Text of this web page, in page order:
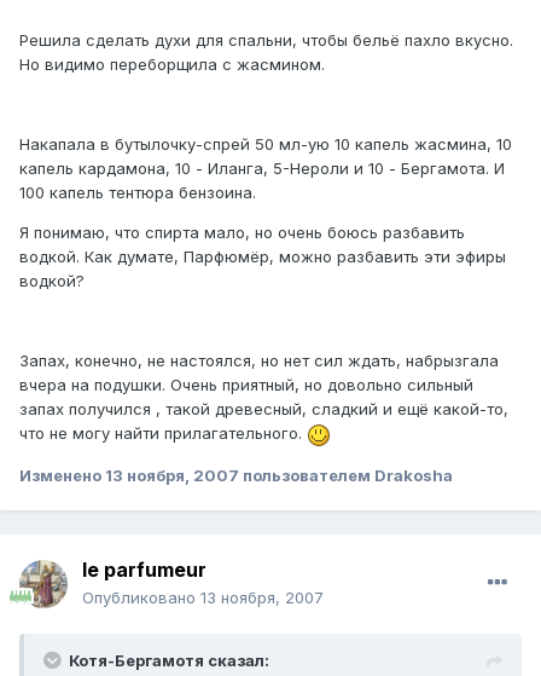
Решила сделать духи для спальни, чтобы бельё пахло вкусно.
Но видимо переборщила с жасмином.
Накапала в бутылочку-спрей 50 мл-ую 10 капель жасмина, 10
капель кардамона, 10 - Иланга, 5-Нероли и 10 - Бергамота. И
100 капель тентюра бензоина.
Я понимаю, что спирта мало, но очень боюсь разбавить
водкой. Как думате, Парфюмёр, можно разбавить эти эфиры
водкой?
Запах, конечно, не настоялся, но нет сил ждать, набрызгала
вчера на подушки. Очень приятный, но довольно сильный
запах получился , такой древесный, сладкий и ещё какой-то,
что не могу найти прилагательного.
Изменено 13 ноября, 2007 пользователем Drakosha
le parfumeur
Опубликовано 13 ноября, 2007
Котя-Бергамотя сказал: